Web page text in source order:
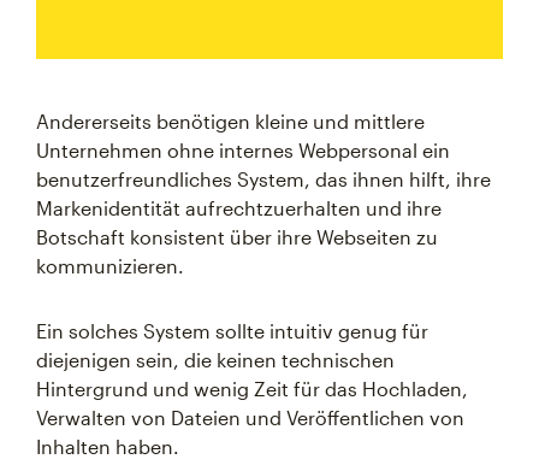
Andererseits benötigen kleine und mittlere
Unternehmen ohne internes Webpersonal ein
benutzerfreundliches System, das ihnen hilft, ihre
Markenidentität aufrechtzuerhalten und ihre
Botschaft konsistent über ihre Webseiten zu
kommunizieren.
Ein solches System sollte intuitiv genug für
diejenigen sein, die keinen technischen
Hintergrund und wenig Zeit für das Hochladen,
Verwalten von Dateien und Veröffentlichen von
Inhalten haben.